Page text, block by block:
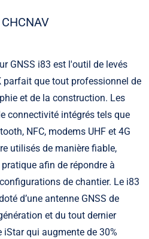
GNSS i83 est l'outil de levés
parfait que tout professionnel de
et de la construction. Les
connectivité intégrés tels que
NFC, modems UHF et 4G
utilisés de manière fiable,
afin de répondre à
de chantier. Le i83
d’une antenne GNSS de
et du tout dernier
iStar qui augmente de 30%